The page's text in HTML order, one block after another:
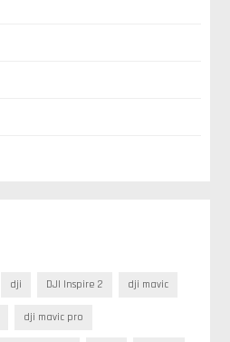
dji DJI Inspire 2 dji mavic
dji mavic pro